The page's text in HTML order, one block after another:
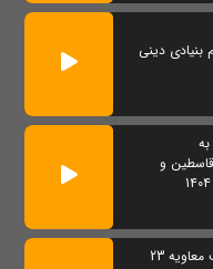
دینی
و
تریبون آزاد - بررسی شخصیت معاویه 23